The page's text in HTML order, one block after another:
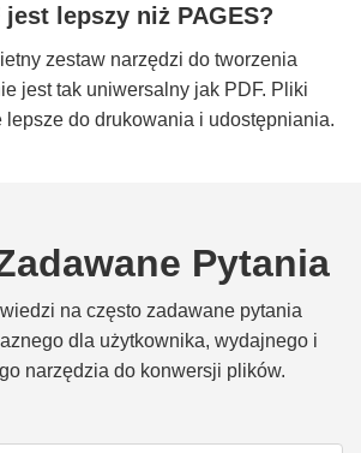
jest lepszy niż PAGES?
zestaw narzędzi do tworzenia
jest tak uniwersalny jak PDF. Pliki
lepsze do drukowania i udostępniania.
Pytania
na często zadawane pytania
dla użytkownika, wydajnego i
narzędzia do konwersji plików.